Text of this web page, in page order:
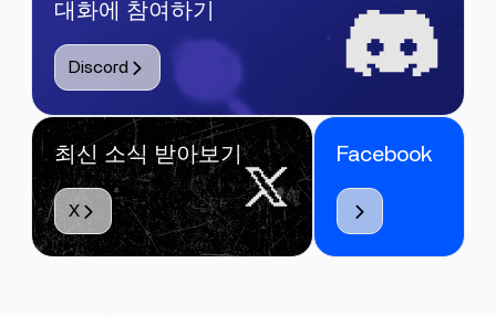
대화에 참여하기
Discord
최신 소식 받아보기
X
Facebook